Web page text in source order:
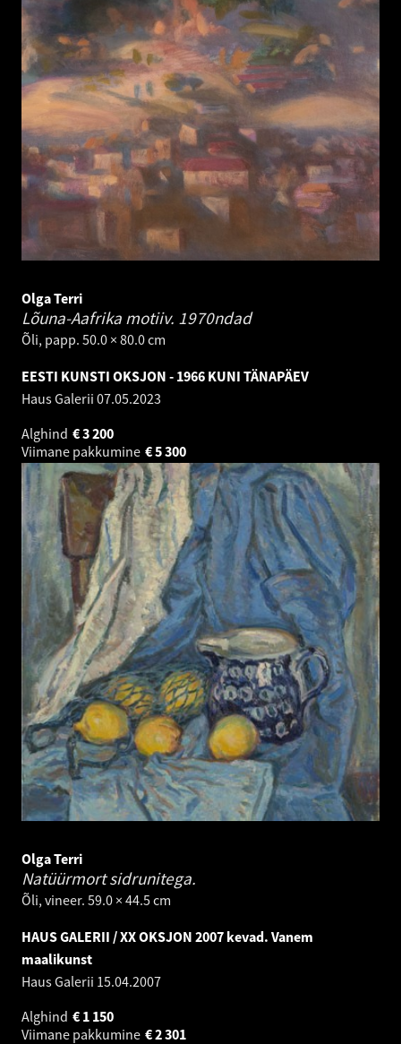
Olga Terri
Lõuna-Aafrika motiiv. 1970ndad
Õli, papp. 50.0 × 80.0 cm
EESTI KUNSTI OKSJON - 1966 KUNI TÄNAPÄEV
Haus Galerii 07.05.2023
Alghind
3 200
€
Viimane pakkumine
5 300
€
Olga Terri
Natüürmort sidrunitega.
Õli, vineer. 59.0 × 44.5 cm
HAUS GALERII / XX OKSJON 2007 kevad. Vanem
maalikunst
Haus Galerii 15.04.2007
Alghind
1 150
€
Viimane pakkumine
2 301
€